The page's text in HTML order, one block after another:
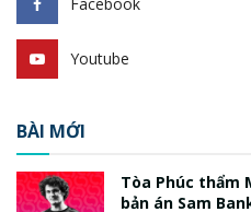
Youtube
BÀI MỚI
Tòa Phúc thẩm
bản án Sam